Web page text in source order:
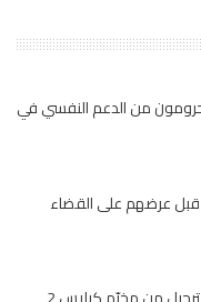
من الدعم النفسي في
قبل عرضهم على القضاء